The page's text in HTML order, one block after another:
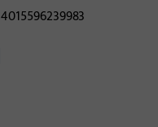
4015596239983